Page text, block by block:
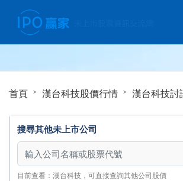
首頁 漢台科技股價行情 漢台科技討
搜尋其他未上市公司
搜尋其他未上市公司
目前查看：漢台科技，可直接查詢其他公司股價